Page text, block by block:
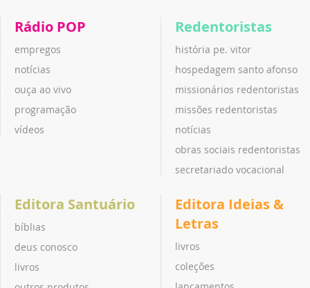
Rádio POP
empregos
notícias
ouça ao vivo
programação
vídeos
Redentoristas
história pe. vitor
hospedagem santo afonso
missionários redentoristas
missões redentoristas
notícias
obras sociais redentoristas
secretariado vocacional
Editora Santuário
bíblias
deus conosco
livros
Editora Ideias &
Letras
livros
coleções